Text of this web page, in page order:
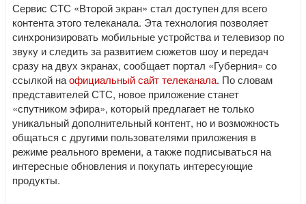
Сервис СТС «Второй экран» стал доступен для всего
контента этого телеканала. Эта технология позволяет
синхронизировать мобильные устройства и телевизор по
звуку и следить за развитием сюжетов шоу и передач
сразу на двух экранах, сообщает портал «Губерния» со
ссылкой наофициальный сайт телеканала. По словам
представителей СТС, новое приложение станет
«спутником эфира», который предлагает не только
уникальный дополнительный контент, но и возможность
общаться с другими пользователями приложения в
режиме реального времени, а также подписываться на
интересные обновления и покупать интересующие
продукты.